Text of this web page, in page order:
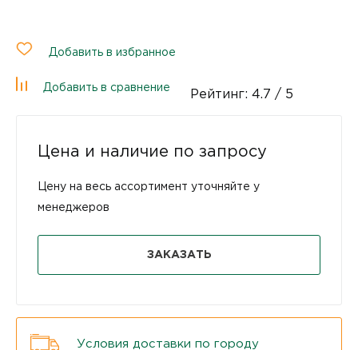
Добавить в избранное
Добавить в сравнение
Рейтинг: 4.7 / 5
Цена и наличие по запросу
Цену на весь ассортимент уточняйте у
менеджеров
ЗАКАЗАТЬ
Условия доставки по городу